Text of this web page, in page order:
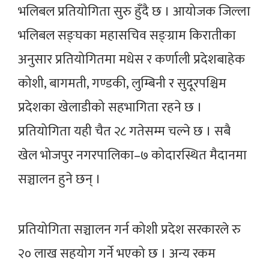
भलिबल प्रतियोगिता सुरु हुँदै छ । आयोजक जिल्ला
भलिबल सङ्घका महासचिव सङ्ग्राम किरातीका
अनुसार प्रतियोगितमा मधेस र कर्णाली प्रदेशबाहेक
कोशी, बागमती, गण्डकी, लुम्बिनी र सुदूरपश्चिम
प्रदेशका खेलाडीको सहभागिता रहने छ ।
प्रतियोगिता यही चैत २८ गतेसम्म चल्ने छ । सबै
खेल भोजपुर नगरपालिका–७ कोदारस्थित मैदानमा
सञ्चालन हुने छन् ।
प्रतियोगिता सञ्चालन गर्न कोशी प्रदेश सरकारले रु
२० लाख सहयोग गर्ने भएको छ । अन्य रकम